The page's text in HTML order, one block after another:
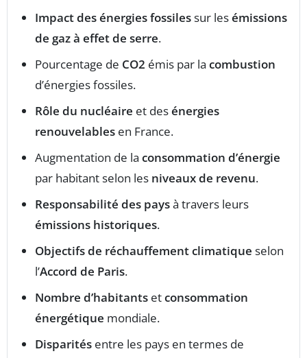
Impact des énergies fossilessur lesémissions
de gaz à effet de serre.
Pourcentage de CO2 émis par la combustion
d’énergies fossiles.
Rôle du nucléaire et desénergies
renouvelables en France.
Augmentation de la consommation d’énergie
par habitant selon les niveaux de revenu.
Responsabilité des paysà travers leurs
émissions historiques.
Objectifs de réchauffement climatique selon
l’Accord de Paris.
Nombre d’habitants etconsommation
énergétique mondiale.
Disparités entre les pays en termes de